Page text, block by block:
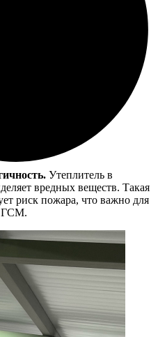
Утеплитель в
вредных веществ. Такая
риск пожара, что важно для
ГСМ.